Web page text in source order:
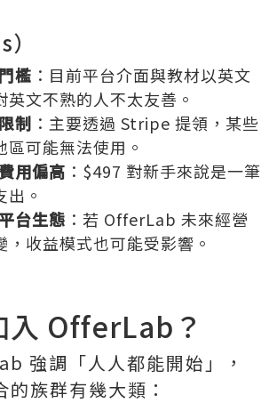
檻 ：目前平台介面與教材以英文
英文不熟的人不太友善。
制 ：主要透過 Stripe 提領，某些
區可能無法使用。
用偏高 ：$497 對新手來說是一筆
出。
台生態 ：若 OfferLab 未來經營
，收益模式也可能受影響。
入 OfferLab？
強調「人人都能開始」，
族群有幾大類：